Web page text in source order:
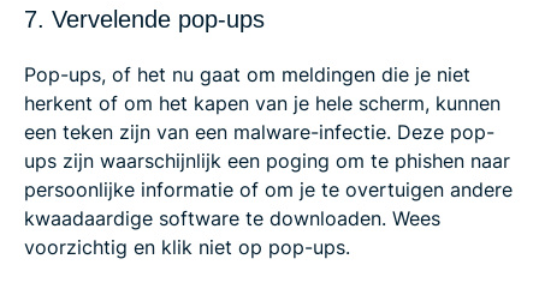
7. Vervelende pop-ups
Pop-ups, of het nu gaat om meldingen die je niet
herkent of om het kapen van je hele scherm, kunnen
een teken zijn van een malware-infectie. Deze pop-
ups zijn waarschijnlijk een poging om te phishen naar
persoonlijke informatie of om je te overtuigen andere
kwaadaardige software te downloaden. Wees
voorzichtig en klik niet op pop-ups.